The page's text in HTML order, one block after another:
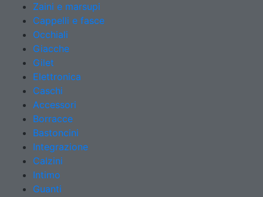
Zaini e marsupi
Cappelli e fasce
Occhiali
Giacche
Gilet
Elettronica
Caschi
Accessori
Borracce
Bastoncini
Integrazione
Calzini
Intimo
Guanti